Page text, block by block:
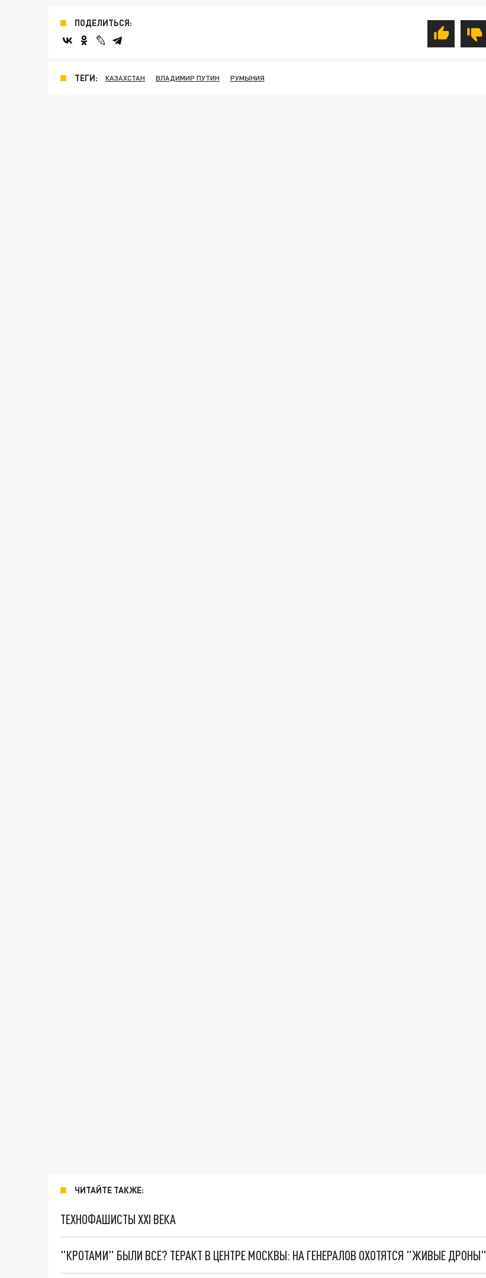
ПОДЕЛИТЬСЯ:
ТЕГИ: КАЗАХСТАН ВЛАДИМИР ПУТИН РУМЫНИЯ
ЧИТАЙТЕ ТАКЖЕ:
ТЕХНОФАШИСТЫ XXI ВЕКА
"КРОТАМИ" БЫЛИ ВСЕ? ТЕРАКТ В ЦЕНТРЕ МОСКВЫ: НА ГЕНЕРАЛОВ ОХОТЯТСЯ "ЖИВЫЕ ДРОНЫ"